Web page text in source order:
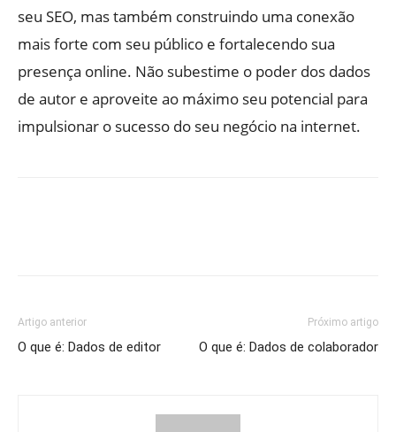
seu SEO, mas também construindo uma conexão
mais forte com seu público e fortalecendo sua
presença online. Não subestime o poder dos dados
de autor e aproveite ao máximo seu potencial para
impulsionar o sucesso do seu negócio na internet.
Artigo anterior
O que é: Dados de editor
Próximo artigo
O que é: Dados de colaborador